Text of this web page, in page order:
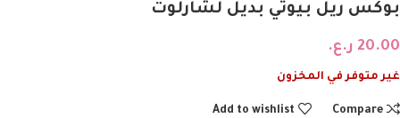
بوكس ريل بيوتي بديل لشارلوت
20.00 ر.ع.
غير متوفر في المخزون
Compare
Add to wishlist